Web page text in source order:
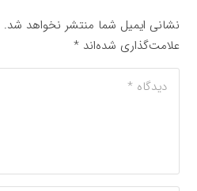
نشانی ایمیل شما منتشر نخواهد شد.
علامت‌گذاری شده‌اند*